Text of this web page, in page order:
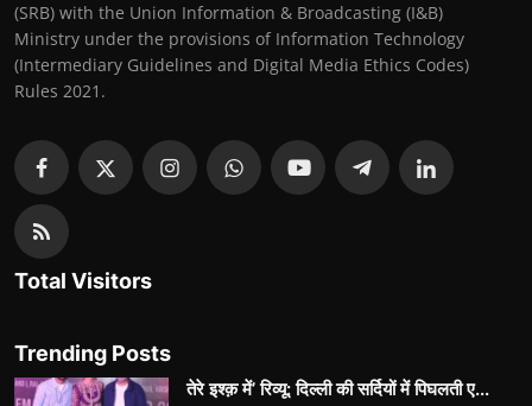
(SRB) with the Union Information & Broadcasting (I&B)
Ministry under the provisions of Information Technology
(Intermediary Guidelines and Digital Media Ethics Codes)
Rules 2021.
Total Visitors
Trending Posts
तेरे इश्क़ में’ रिव्यू: दिल्ली की सर्दियों में पिघलती ए...